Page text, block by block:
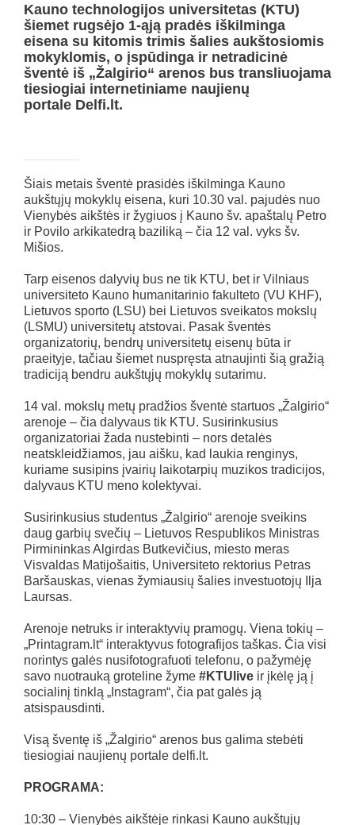
Kauno technologijos universitetas (KTU)
šiemet rugsėjo 1-ąją pradės iškilminga
eisena su kitomis trimis šalies aukštosiomis
mokyklomis, o įspūdinga ir netradicinė
šventė iš „Žalgirio“ arenos bus transliuojama
tiesiogiai internetiniame naujienų
portale Delfi.lt.
Šiais metais šventė prasidės iškilminga Kauno
aukštųjų mokyklų eisena, kuri 10.30 val. pajudės nuo
Vienybės aikštės ir žygiuos į Kauno šv. apaštalų Petro
ir Povilo arkikatedrą baziliką – čia 12 val. vyks šv.
Mišios.
Tarp eisenos dalyvių bus ne tik KTU, bet ir Vilniaus
universiteto Kauno humanitarinio fakulteto (VU KHF),
Lietuvos sporto (LSU) bei Lietuvos sveikatos mokslų
(LSMU) universitetų atstovai. Pasak šventės
organizatorių, bendrų universitetų eisenų būta ir
praeityje, tačiau šiemet nuspręsta atnaujinti šią gražią
tradiciją bendru aukštųjų mokyklų sutarimu.
14 val. mokslų metų pradžios šventė startuos „Žalgirio“
arenoje – čia dalyvaus tik KTU. Susirinkusius
organizatoriai žada nustebinti – nors detalės
neatskleidžiamos, jau aišku, kad laukia renginys,
kuriame susipins įvairių laikotarpių muzikos tradicijos,
dalyvaus KTU meno kolektyvai.
Susirinkusius studentus „Žalgirio“ arenoje sveikins
daug garbių svečių – Lietuvos Respublikos Ministras
Pirmininkas Algirdas Butkevičius, miesto meras
Visvaldas Matijošaitis, Universiteto rektorius Petras
Baršauskas, vienas žymiausių šalies investuotojų Ilja
Laursas.
Arenoje netruks ir interaktyvių pramogų. Viena tokių –
„Printagram.lt“ interaktyvus fotografijos taškas. Čia visi
norintys galės nusifotografuoti telefonu, o pažymėję
savo nuotrauką groteline žyme #KTUlive ir įkėlę ją į
socialinį tinklą „Instagram“, čia pat galės ją
atsispausdinti.
Visą šventę iš „Žalgirio“ arenos bus galima stebėti
tiesiogiai naujienų portale delfi.lt.
PROGRAMA:
10:30 – Vienybės aikštėje rinkasi Kauno aukštųjų